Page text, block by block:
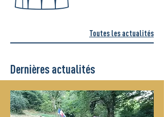
Toutes les actualités
Dernières actualités